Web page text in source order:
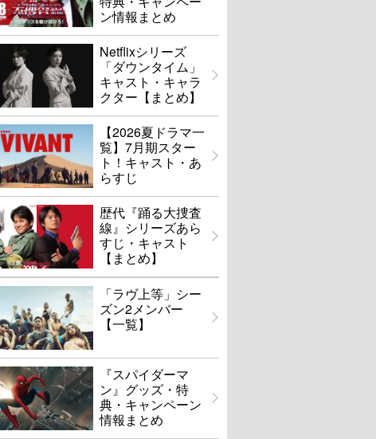
ン情報まとめ
Netflixシリーズ
「ダウンタイム」
キャスト・キャラ
クター【まとめ】
【2026夏ドラマ一
覧】7月期スター
ト！キャスト・あ
らすじ
歴代『踊る大捜査
線』シリーズあら
すじ・キャスト
【まとめ】
「ラヴ上等」シー
ズン2メンバー
【一覧】
『スパイダーマ
ン』グッズ・特
典・キャンペーン
情報まとめ